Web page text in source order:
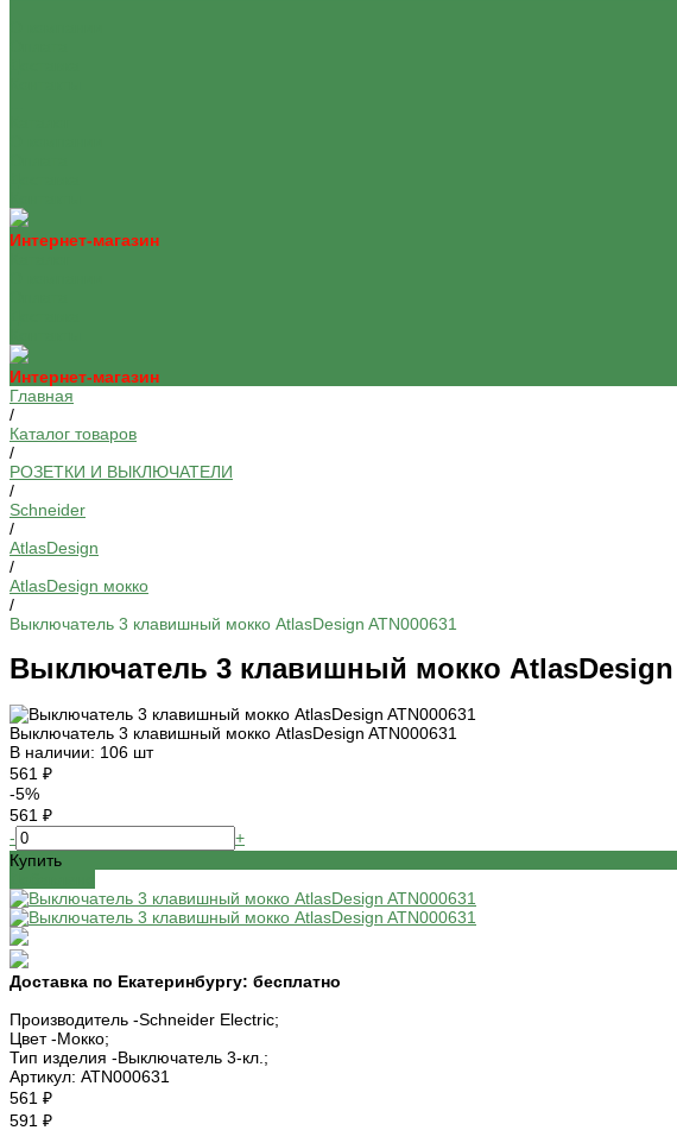
Интернет-магазин
Интернет-магазин
Главная
/
Каталог товаров
/
РОЗЕТКИ И ВЫКЛЮЧАТЕЛИ
/
Schneider
/
AtlasDesign
/
AtlasDesign мокко
/
Выключатель 3 клавишный мокко AtlasDesign ATN000631
Выключатель 3 клавишный мокко AtlasDesign
Выключатель 3 клавишный мокко AtlasDesign ATN000631
В наличии: 106 шт
561 ₽
-5%
561 ₽
-
+
Купить
Доставка по Екатеринбургу: бесплатно
Производитель -Schneider Electric;
Цвет -Мокко;
Тип изделия -Выключатель 3-кл.;
Артикул: ATN000631
561 ₽
591 ₽